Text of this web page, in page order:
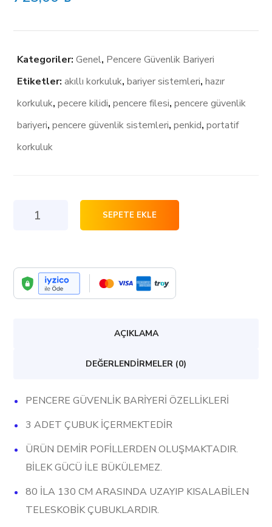
Kategoriler:Genel, Pencere Güvenlik Bariyeri
Etiketler:akıllı korkuluk,bariyer sistemleri,hazır
korkuluk,pecere kilidi,pencere filesi,pencere güvenlik
bariyeri,pencere güvenlik sistemleri,penkid,portatif
korkuluk
Pratik
Portatif
Pencere
-
Akıllı
Korkuluk
SEPETE EKLE
AÇIKLAMA
DEĞERLENDIRMELER (0)
PENCERE GÜVENLİK BARİYERİ ÖZELLİKLERİ
3 ADET ÇUBUK İÇERMEKTEDİR
ÜRÜN DEMİR POFİLLERDEN OLUŞMAKTADIR.
BİLEK GÜCÜ İLE BÜKÜLEMEZ.
80 İLA 130 CM ARASINDA UZAYIP KISALABİLEN
TELESKOBİK ÇUBUKLARDIR.